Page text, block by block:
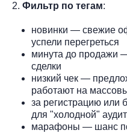
2. Фильтр по тегам:
новинки — свежие
успели перегреться
минута до продажи
сделки
низкий чек —
работают на
за регистрацию или
для "холодной"
марафоны — шанс